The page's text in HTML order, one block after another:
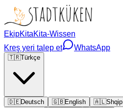
EkipKitaKita-Wissen
Kreş yeri talep et
WhatsApp
🇹🇷Türkçe
🇩🇪Deutsch 🇬🇧English 🇦🇱Shqip